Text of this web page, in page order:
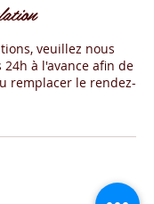
veuillez nous
à l'avance afin de
remplacer le rendez-